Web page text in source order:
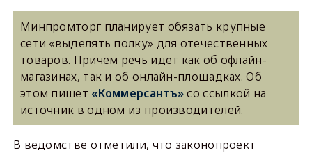
Минпромторг планирует обязать крупные
сети «выделять полку» для отечественных
товаров. Причем речь идет как об офлайн-
магазинах, так и об онлайн-площадках. Об
этом пишет «Коммерсантъ»со ссылкой на
источник в одном из производителей.
В ведомстве отметили, что законопроект